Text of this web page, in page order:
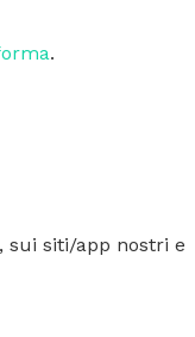
.
sui siti/app nostri e